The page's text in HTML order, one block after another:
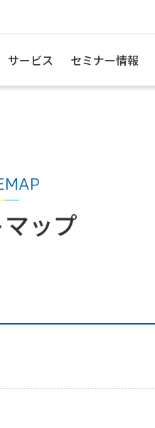
サービス セミナー情報
ップ